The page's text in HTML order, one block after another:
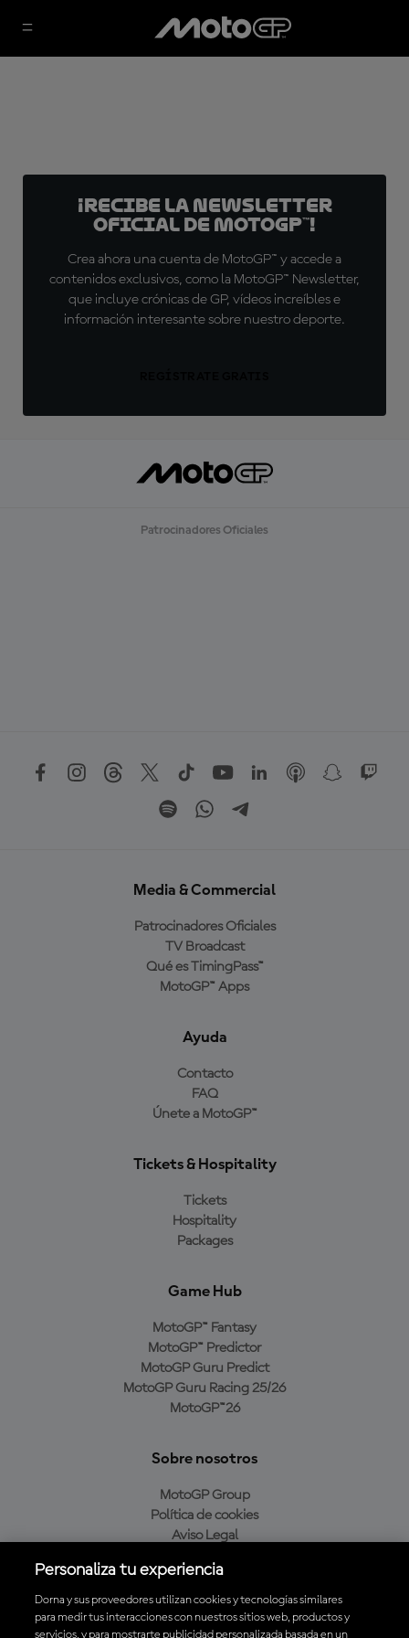
¡Recibe la Newsletter
oficial de MotoGP™!
Crea ahora una cuenta de MotoGP™ y accede a
contenidos exclusivos, como la MotoGP™ Newsletter,
que incluye crónicas de GP, vídeos increíbles e
información interesante sobre nuestro deporte.
Patrocinadores Oficiales
Media & Commercial
Patrocinadores Oficiales
TV Broadcast
Qué es TimingPass™
MotoGP™ Apps
Ayuda
Contacto
FAQ
Únete a MotoGP™
Tickets & Hospitality
Tickets
Hospitality
Packages
Game Hub
MotoGP™ Fantasy
MotoGP™ Predictor
MotoGP Guru Predict
MotoGP Guru Racing 25/26
MotoGP™26
Sobre nosotros
MotoGP Group
Política de cookies
Aviso Legal
Política de compra
Personaliza tu experiencia
Dorna y sus proveedores utilizan cookies y tecnologías similares
para medir tus interacciones con nuestros sitios web, productos y
servicios, y para mostrarte publicidad personalizada basada en un